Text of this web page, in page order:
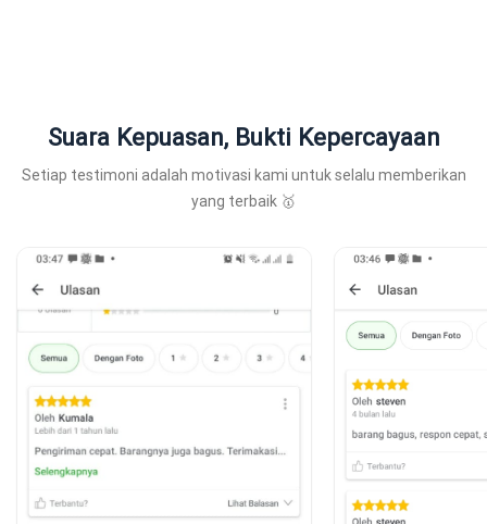
Suara Kepuasan, Bukti Kepercayaan
Setiap testimoni adalah motivasi kami untuk selalu memberikan
yang terbaik 🥇